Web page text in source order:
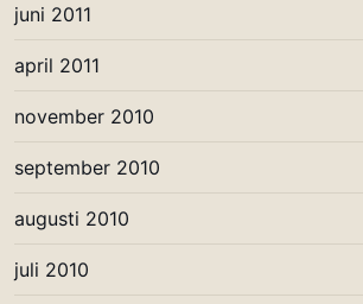
juni 2011
april 2011
november 2010
september 2010
augusti 2010
juli 2010